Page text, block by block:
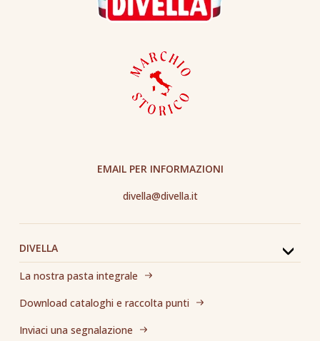
DIVELLA
La nostra pasta integrale
Download cataloghi e raccolta punti
Inviaci una segnalazione
EMAIL PER INFORMAZIONI
divella@divella.it